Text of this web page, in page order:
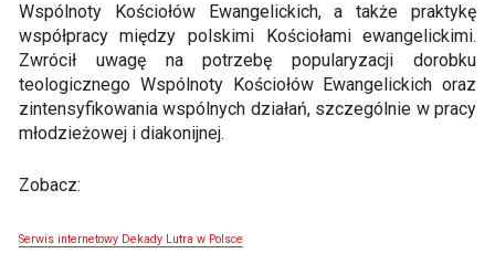
Wspólnoty Kościołów Ewangelickich, a także praktykę
współpracy między polskimi Kościołami ewangelickimi.
Zwrócił uwagę na potrzebę popularyzacji dorobku
teologicznego Wspólnoty Kościołów Ewangelickich oraz
zintensyfikowania wspólnych działań, szczególnie w pracy
młodzieżowej i diakonijnej.
Zobacz:
Serwis internetowy Dekady Lutra w Polsce